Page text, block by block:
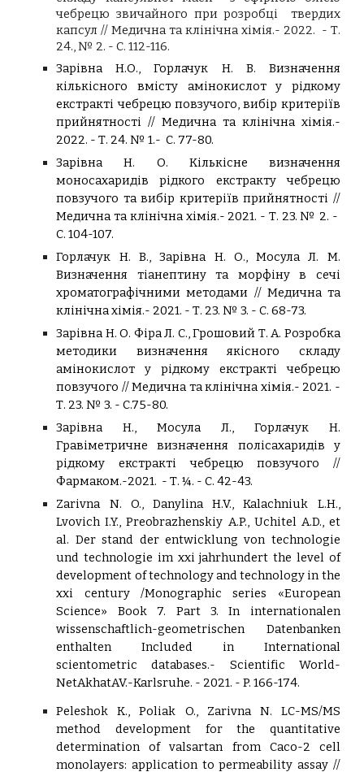
чебрецю звичайного при розробці твердих
капсул // Медична та клінічна хімія.- 2022. - Т.
24., № 2. - С. 112-116.
Зарівна Н.О., Горлачук Н. В. Визначення
кількісного вмісту амінокислот у рідкому
екстракті чебрецю повзучого, вибір критеріїв
прийнятності // Медична та клінічна хімія.-
2022. - Т. 24. № 1.- С. 77-80.
Зарівна Н. О. Кількісне визначення
моносахаридів рідкого екстракту чебрецю
повзучого та вибір критеріїв прийнятності //
Медична та клінічна хімія.- 2021. - Т. 23. № 2. -
С. 104-107.
Горлачук Н. В., Зарівна Н. О., Мосула Л. М.
Визначення тіанептину та морфіну в сечі
хроматографічними методами // Медична та
клінічна хімія.- 2021. - Т. 23. № 3. - С. 68-73.
Зарівна Н. О. Фіра Л. С., Грошовий Т. А. Розробка
методики визначення якісного складу
амінокислот у рідкому екстракті чебрецю
повзучого // Медична та клінічна хімія.- 2021. -
Т. 23. № 3. - С.75-80.
Зарівна Н., Мосула Л., Горлачук Н.
Гравіметричне визначення полісахаридів у
рідкому екстракті чебрецю повзучого //
Фармаком.-2021. - Т. ¼. - С. 42-43.
Zarivna N. O., Danylina H.V., Kalachniuk L.H.,
Lvovich I.Y., Preobrazhenskiy A.P., Uchitel A.D., et
al. Der stand der entwicklung von technologie
und technologie im xxi jahrhundert the level of
development of technology and technology in the
xxi century /Monographic series «European
Science» Book 7. Part 3. In internationalen
wissenschaftlich-geometrischen Datenbanken
enthalten Included in International
scientometric databases.- Scientific World-
NetAkhatAV.-Karlsruhe. - 2021. - P. 166-174.
Peleshok K., Poliak O., Zarivna N. LС-MS/MS
method development for the quantitative
determination of valsartan from Caco-2 cell
monolayers: application to permeability assay //